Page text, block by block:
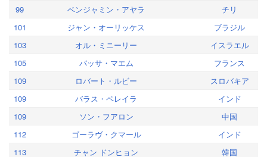
99
ベンジャミン・アヤラ
チリ
101
ジャン・オーリッケス
ブラジル
103
オル・ミニーリー
イスラエル
105
バッサ・マエム
フランス
109
ロバート・ルビー
スロバキア
109
バラス・ペレイラ
インド
109
ソン・フアロン
中国
112
ゴーラヴ・クマール
インド
113
チャン ドンヒョン 韓国